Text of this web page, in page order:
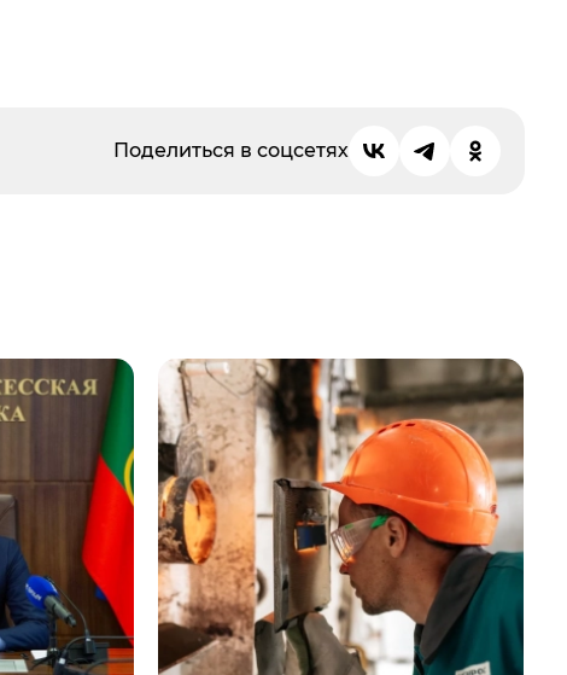
Поделиться в соцсетях